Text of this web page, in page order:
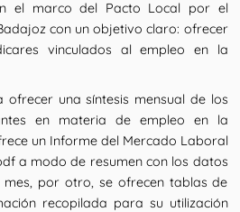
el marco del Pacto Local por el
con un objetivo claro: ofrecer
vinculados al empleo en la
ofrecer una síntesis mensual de los
en materia de empleo en la
un Informe del Mercado Laboral
a modo de resumen con los datos
por otro, se ofrecen tablas de
recopilada para su utilización